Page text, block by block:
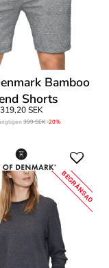
Bamboo
Shorts
319,20 SEK
399 SEK-20%
BEGRÄNSAD